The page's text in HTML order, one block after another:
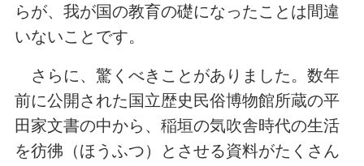
らが、我が国の教育の礎になったことは間違
いないことです。
さらに、驚くべきことがありました。数年
前に公開された国立歴史民俗博物館所蔵の平
田家文書の中から、稲垣の気吹舎時代の生活
を彷彿（ほうふつ）とさせる資料がたくさん